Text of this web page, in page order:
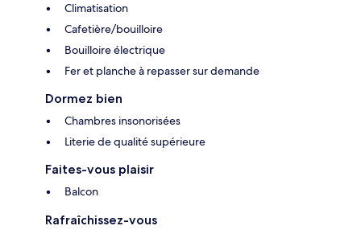
Climatisation
Cafetière/bouilloire
Bouilloire électrique
Fer et planche à repasser sur demande
Dormez bien
Chambres insonorisées
Literie de qualité supérieure
Faites-vous plaisir
Balcon
Rafraîchissez-vous